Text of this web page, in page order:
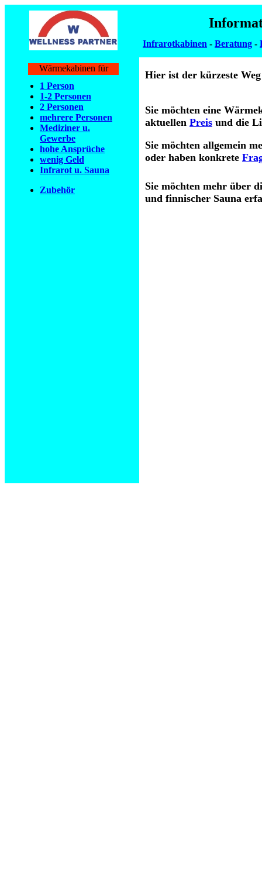
Infrarotkabinen - Beratung -
Wärmekabinen für
1 Person
1-2 Personen
2 Personen
mehrere Personen
Mediziner u.
Gewerbe
hohe Ansprüche
wenig Geld
Infrarot u. Sauna
Zubehör
Hier ist der kürzeste
Sie möchten eine
aktuellen Preis und die
Sie möchten allgemein
oder haben konkrete
Sie möchten mehr über
und finnischer Sauna